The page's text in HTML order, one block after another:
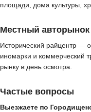
площади, дома культуры,
Местный авторынок
Исторический райцентр —
иномарки и коммерческий
рынку в день осмотра.
Частые вопросы
Выезжаете по